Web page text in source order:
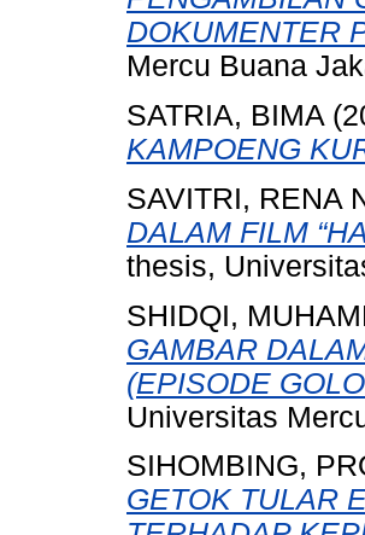
DOKUMENTER
Mercu Buana
SATRIA, BIMA
KAMPOENG
SAVITRI, RENA
DALAM FILM
thesis,
SHIDQI,
GAMBAR
(EPISODE
Universitas
SIHOMBING,
GETOK TULAR